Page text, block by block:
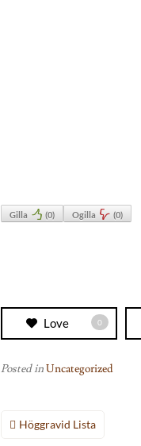
Gilla (0) Ogilla (0)
Love 0
Posted inUncategorized
Inläggsnavigering
Höggravid Lista